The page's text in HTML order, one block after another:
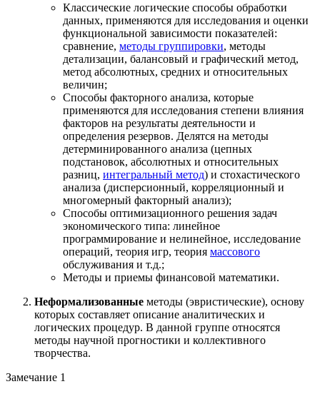
Классические логические способы обработки
данных, применяются для исследования и оценки
функциональной зависимости показателей:
сравнение, методы группировки, методы
детализации, балансовый и графический метод,
метод абсолютных, средних и относительных
величин;
Способы факторного анализа, которые
применяются для исследования степени влияния
факторов на результаты деятельности и
определения резервов. Делятся на методы
детерминированного анализа (цепных
подстановок, абсолютных и относительных
разниц, интегральный метод) и стохастического
анализа (дисперсионный, корреляционный и
многомерный факторный анализ);
Способы оптимизационного решения задач
экономического типа: линейное
программирование и нелинейное, исследование
операций, теория игр, теория массового
обслуживания и т.д.;
Методы и приемы финансовой математики.
Неформализованные методы (эвристические), основу
которых составляет описание аналитических и
логических процедур. В данной группе относятся
методы научной прогностики и коллективного
творчества.
Замечание 1